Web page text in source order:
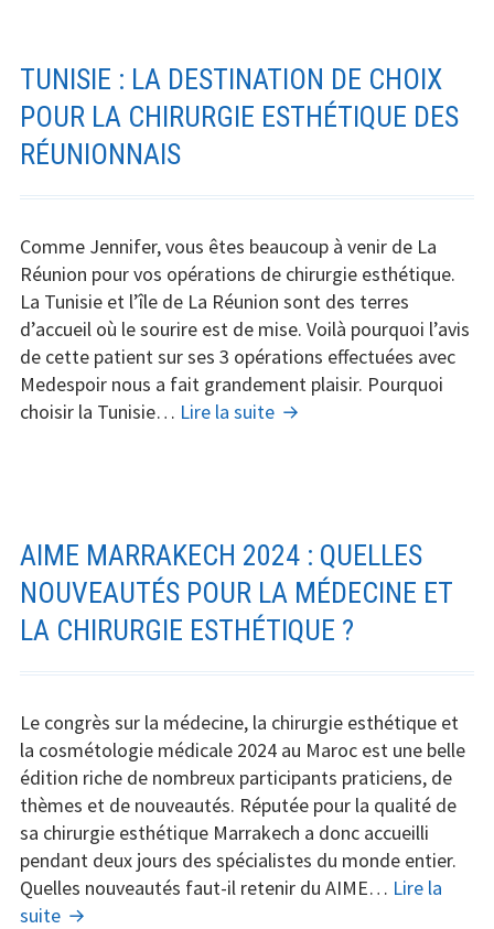
Show
TUNISIE : LA DESTINATION DE CHOIX
POUR LA CHIRURGIE ESTHÉTIQUE DES
RÉUNIONNAIS
Comme Jennifer, vous êtes beaucoup à venir de La
Réunion pour vos opérations de chirurgie esthétique.
La Tunisie et l’île de La Réunion sont des terres
d’accueil où le sourire est de mise. Voilà pourquoi l’avis
de cette patient sur ses 3 opérations effectuées avec
Medespoir nous a fait grandement plaisir. Pourquoi
choisir la Tunisie… Lire la suite Tunisie
choix
pour
la
chirurgie
Réunionnais
AIME MARRAKECH 2024 : QUELLES
NOUVEAUTÉS POUR LA MÉDECINE ET
LA CHIRURGIE ESTHÉTIQUE ?
Le congrès sur la médecine, la chirurgie esthétique et
la cosmétologie médicale 2024 au Maroc est une belle
édition riche de nombreux participants praticiens, de
thèmes et de nouveautés. Réputée pour la qualité de
sa chirurgie esthétique Marrakech a donc accueilli
pendant deux jours des spécialistes du monde entier.
Quelles nouveautés faut-il retenir du AIME… Lire la
suite AIME